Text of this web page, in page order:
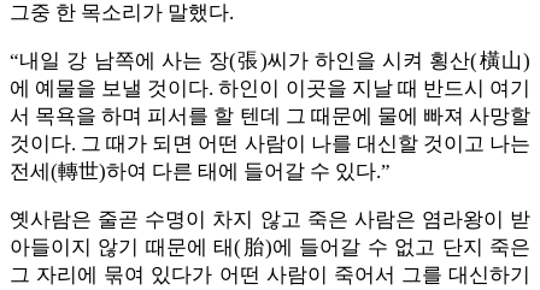
그중 한 목소리가 말했다.
“내일 강 남쪽에 사는 장(張)씨가 하인을 시켜 횡산(橫山)
에 예물을 보낼 것이다. 하인이 이곳을 지날 때 반드시 여기
서 목욕을 하며 피서를 할 텐데 그 때문에 물에 빠져 사망할
것이다. 그 때가 되면 어떤 사람이 나를 대신할 것이고 나는
전세(轉世)하여 다른 태에 들어갈 수 있다.”
옛사람은 줄곧 수명이 차지 않고 죽은 사람은 염라왕이 받
아들이지 않기 때문에 태(胎)에 들어갈 수 없고 단지 죽은
그 자리에 묶여 있다가 어떤 사람이 죽어서 그를 대신하기